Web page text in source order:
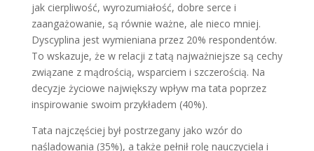
jak cierpliwość, wyrozumiałość, dobre serce i
zaangażowanie, są równie ważne, ale nieco mniej.
Dyscyplina jest wymieniana przez 20% respondentów.
To wskazuje, że w relacji z tatą najważniejsze są cechy
związane z mądrością, wsparciem i szczerością. Na
decyzje życiowe największy wpływ ma tata poprzez
inspirowanie swoim przykładem (40%).
Tata najczęściej był postrzegany jako wzór do
naśladowania (35%), a także pełnił rolę nauczyciela i